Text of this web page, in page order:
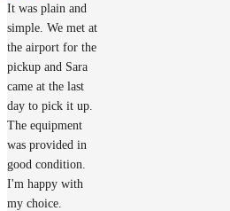
It was plain and
simple. We met at
the airport for the
pickup and Sara
came at the last
day to pick it up.
The equipment
was provided in
good condition.
I'm happy with
my choice.